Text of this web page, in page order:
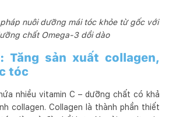
nuôi dưỡng mái tóc khỏe từ gốc với
chất Omega-3 dồi dào
Tăng sản xuất collagen,
tóc
nhiều vitamin C – dưỡng chất có khả
collagen. Collagen là thành phần thiết